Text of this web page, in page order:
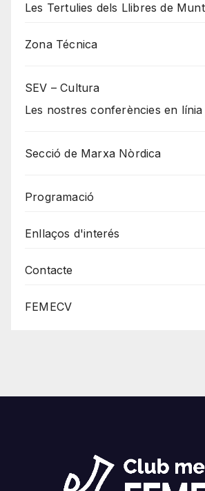
Les Tertulies dels Llibres de
Zona Técnica
SEV – Cultura
Les nostres conferències en línia
Secció de Marxa Nòrdica
Programació
Enllaços d'interés
Contacte
FEMECV